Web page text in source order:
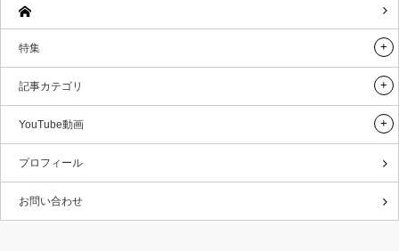
特集
記事カテゴリ
YouTube動画
プロフィール
お問い合わせ